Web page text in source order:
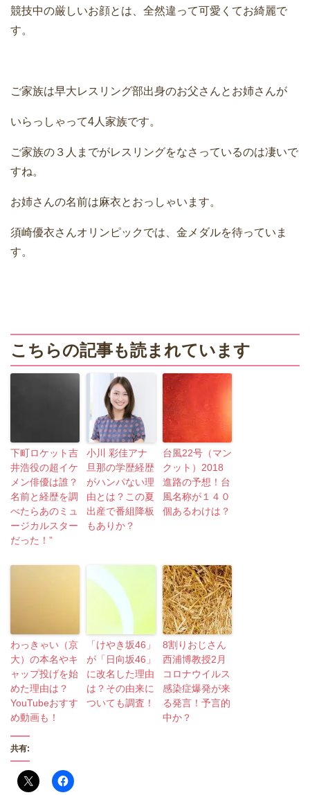
競技中の厳しいお顔とは、全然違って可愛くてお綺麗で
す。
ご家族は早大レスリング部出身のお父さんとお姉さんが
いらっしゃって4人家族です。
ご家族の３人までがレスリングをなさっているのは凄いで
すね。
お姉さんの名前は麻衣とおっしゃいます。
須崎優衣さんオリンピックでは、金メダルを待っていま
す。
こちらの記事も読まれています
下町ロケット吉
井浩役の超イケ
メン俳優は誰？
名前と経歴を調
べたらあのミュ
ージカルスター
だった！”
小川 彩佳アナ
旦那の学歴経歴
がハンパない理
由とは？この夏
出産で番組降板
もありか？
台風22号（マン
クット）2018
進路の予想！台
風名称が１４０
個あるわけは？
わっきゃい（京
大）の本名やキ
ャップ投げを始
めた理由は？
YouTubeおすす
め動画も！
「けやき坂46」
が「日向坂46」
に改名した理由
は？その由来に
ついても調査！
8割りおじさん
西浦博教授2月
コロナウイルス
感染症爆発が来
る発言！予言的
中か？
共有: